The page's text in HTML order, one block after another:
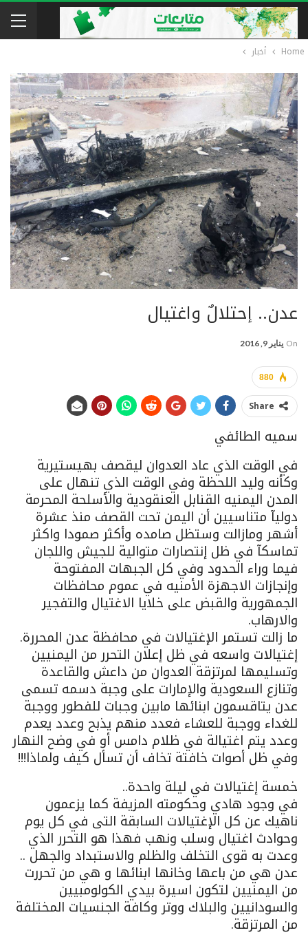
Home أخبار
عدن.. إحتلالٌ واغتيال
On يناير 9, 2016
880
Share
سميه الطائفي
في الوقت الذي عاد العدوان ليقصف بهيستيرية
وكأنه وليد اللحظة وفي الوقت الذي تنهال على
المدن اليمنيه القنابل العنقودية والأسلحة المحرمة
دوليآ متناسيين أن اليمن تحت القصف منذ عشرة
أشهر ومازالت وستظل صامده وأكثر صمودا واكثر
تماسكآ في ظل إنتصارات متوالية للجيش واللجان
فيما وراء الحدود وفي كل الجبهات المفتوحة
وإنجازات الاجهزة الأمنيه في عموم محافظات
الجمهورية والقبض على خلايا الاغتيال والتفجير
والارهاب.
ما زالت تستمر الإغتيالات في محافظة عدن المحررة.
إغتيالات واسعه في ظل إعلان التحرر من اليمنيين
وتسليمها لمرتزقة العدوان من داعش والقاعدة
وتنازع السعودية والإمارات على وجبة دسمه تسمى
عدن يتاقسمون ابنائها مابين وجبات للفطور ووجبة
للغداء ووجبة للعشاء فعدد منهم يذبح وعدد يعدم
وعدد يتم اغتيالة في ظلام دامس أو في وضح النهار
وفي ظل أصوات خافتة تخاف أن تسأل كيف ولماذا!!!
خمسة إغتيالات في ليلة واحدة..
في وجود هادي وحكومته المزيفة كما يزعمون
ناهيك عن كل الإغتيالات السابقة التى في كل يوم
وحوادث اغتيال وسلب ونهب فهذا هو التحرر الذي
وعدت به قوى التخلف والظلم والاستبداد والجهل ..
عدن هي من باعها وخانها ابنائها و هي من تحررت
من اليمنيين لتكون اسيرة بيدي الكولومبيين
والسودانيين والبلاك ووتر وكافة الجنسيات المختلفة
من المرتزقة.